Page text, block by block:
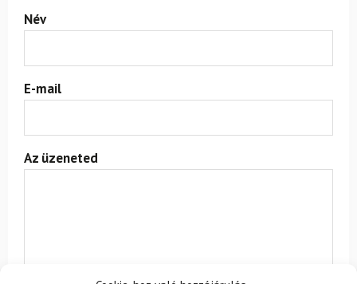
Név
E-mail
Az üzeneted